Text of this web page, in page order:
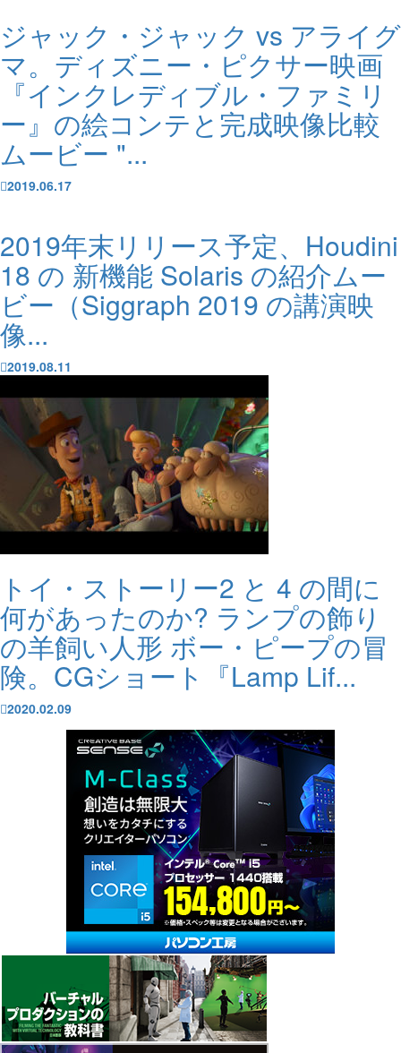
ジャック・ジャック vs アライグ
マ。ディズニー・ピクサー映画
『インクレディブル・ファミリ
ー』の絵コンテと完成映像比較
ムービー "...
2019.06.17
2019年末リリース予定、Houdini
18 の 新機能 Solaris の紹介ムー
ビー（Siggraph 2019 の講演映
像...
2019.08.11
トイ・ストーリー2 と 4 の間に
何があったのか? ランプの飾り
の羊飼い人形 ボー・ピープの冒
険。CGショート『Lamp Lif...
2020.02.09